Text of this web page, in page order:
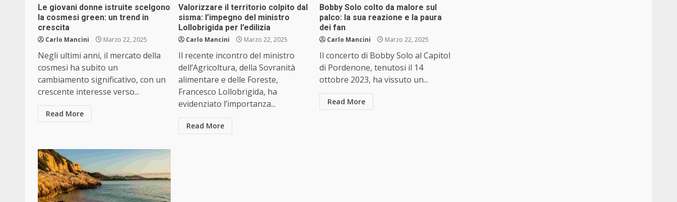
Le giovani donne istruite scelgono
la cosmesi green: un trend in
crescita
Carlo Mancini Marzo 22, 2025
Negli ultimi anni, il mercato della
cosmesi ha subito un
cambiamento significativo, con un
crescente interesse verso...
Read More
Valorizzare il territorio colpito dal
sisma: l’impegno del ministro
Lollobrigida per l’edilizia
Carlo Mancini Marzo 22, 2025
Il recente incontro del ministro
dell’Agricoltura, della Sovranità
alimentare e delle Foreste,
Francesco Lollobrigida, ha
evidenziato l’importanza...
Read More
Bobby Solo colto da malore sul
palco: la sua reazione e la paura
dei fan
Carlo Mancini Marzo 22, 2025
Il concerto di Bobby Solo al Capitol
di Pordenone, tenutosi il 14
ottobre 2023, ha vissuto un...
Read More